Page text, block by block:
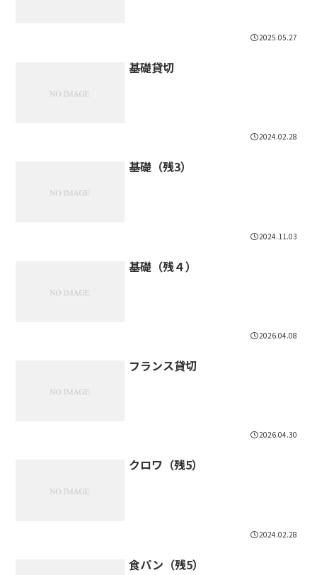
2025.05.27
基礎貸切
2024.02.28
基礎（残3）
2024.11.03
基礎（残４）
2026.04.08
フランス貸切
2026.04.30
クロワ（残5）
2024.02.28
食パン（残5）